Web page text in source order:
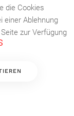
die Cookies
einer Ablehnung
zur Verfügung